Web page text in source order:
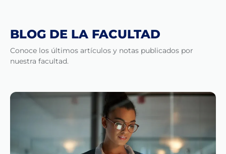
BLOG DE LA FACULTAD
Conoce los últimos artículos y notas publicados por
nuestra facultad.